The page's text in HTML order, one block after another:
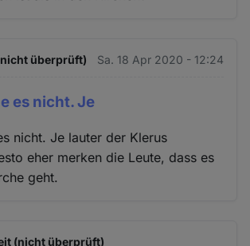
überprüft) Sa. 18 Apr 2020 - 12:24
es nicht. Je
nicht. Je lauter der Klerus
eher merken die Leute, dass es
geht.
(nicht überprüft)